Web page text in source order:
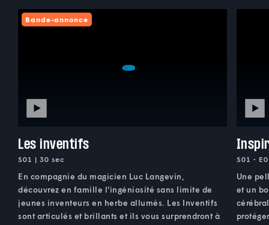
Bande-annonce
Les inventifs
S01 | 30 sec
En compagnie du magicien Luc Langevin,
découvrez en famille l'ingéniosité sans limite de
jeunes inventeurs en herbe allumés. Les Inventifs
sont articulés et brillants et ils vous surprendront à
S01 •
Une
et un